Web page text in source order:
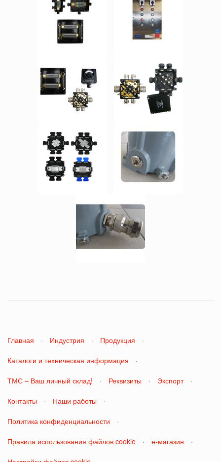
Главная · Индустрия · Продукция ·
Каталоги и техническая информация ·
ТМС – Ваш личный склад! · Реквизиты · Экспорт ·
Контакты · Наши работы ·
Политика конфиденциальности ·
Правила использования файлов cookie · е-магазин ·